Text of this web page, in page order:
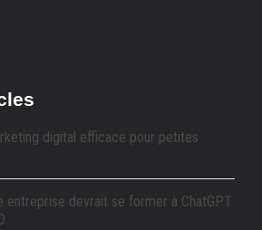
digital efficace pour petites
entreprise devrait se former à ChatGPT